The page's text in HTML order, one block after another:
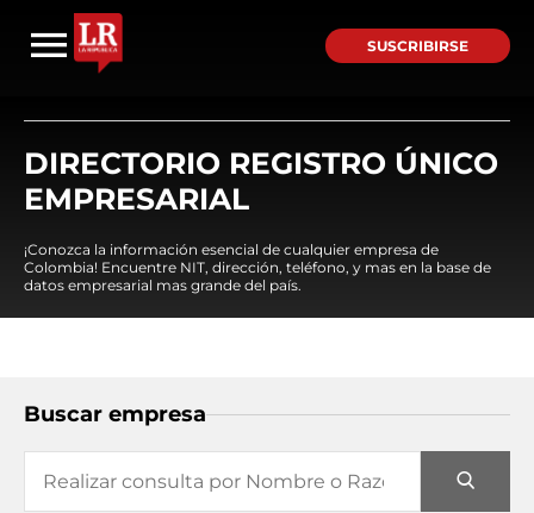
SUSCRIBIRSE
DIRECTORIO REGISTRO ÚNICO
EMPRESARIAL
¡Conozca la información esencial de cualquier empresa de
Colombia! Encuentre NIT, dirección, teléfono, y mas en la base de
datos empresarial mas grande del país.
Buscar empresa